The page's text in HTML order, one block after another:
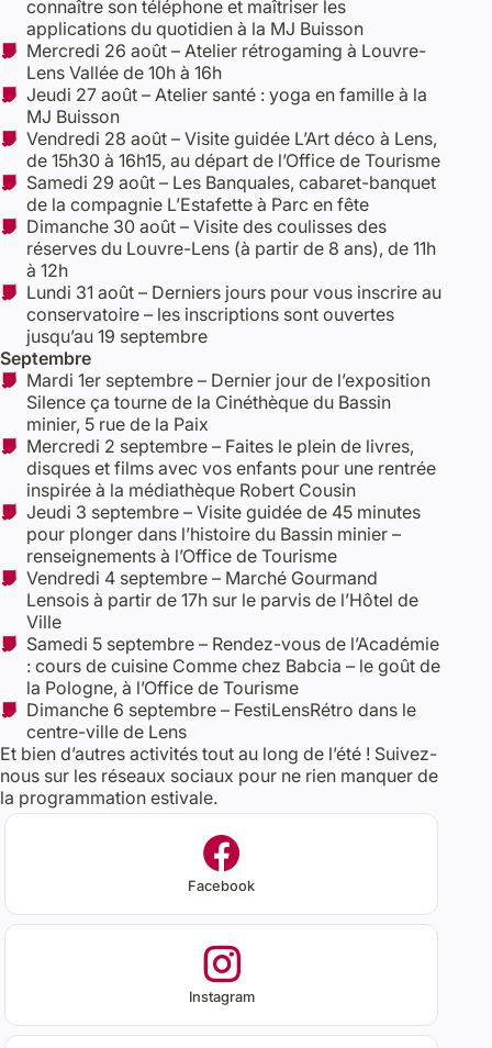
connaître son téléphone et maîtriser les
applications du quotidien à la MJ Buisson
Mercredi 26 août – Atelier rétrogaming à Louvre-
Lens Vallée de 10h à 16h
Jeudi 27 août – Atelier santé : yoga en famille à la
MJ Buisson
Vendredi 28 août – Visite guidée L’Art déco à Lens,
de 15h30 à 16h15, au départ de l’Office de Tourisme
Samedi 29 août – Les Banquales, cabaret-banquet
de la compagnie L’Estafette à Parc en fête
Dimanche 30 août – Visite des coulisses des
réserves du Louvre-Lens (à partir de 8 ans), de 11h
à 12h
Lundi 31 août – Derniers jours pour vous inscrire au
conservatoire – les inscriptions sont ouvertes
jusqu’au 19 septembre
Septembre
Mardi 1er septembre – Dernier jour de l’exposition
Silence ça tourne de la Cinéthèque du Bassin
minier, 5 rue de la Paix
Mercredi 2 septembre – Faites le plein de livres,
disques et films avec vos enfants pour une rentrée
inspirée à la médiathèque Robert Cousin
Jeudi 3 septembre – Visite guidée de 45 minutes
pour plonger dans l’histoire du Bassin minier –
renseignements à l’Office de Tourisme
Vendredi 4 septembre – Marché Gourmand
Lensois à partir de 17h sur le parvis de l’Hôtel de
Ville
Samedi 5 septembre – Rendez-vous de l’Académie
: cours de cuisine Comme chez Babcia – le goût de
la Pologne, à l’Office de Tourisme
Dimanche 6 septembre – FestiLensRétro dans le
centre-ville de Lens
Et bien d’autres activités tout au long de l’été ! Suivez-
nous sur les réseaux sociaux pour ne rien manquer de
la programmation estivale.
Facebook
Instagram